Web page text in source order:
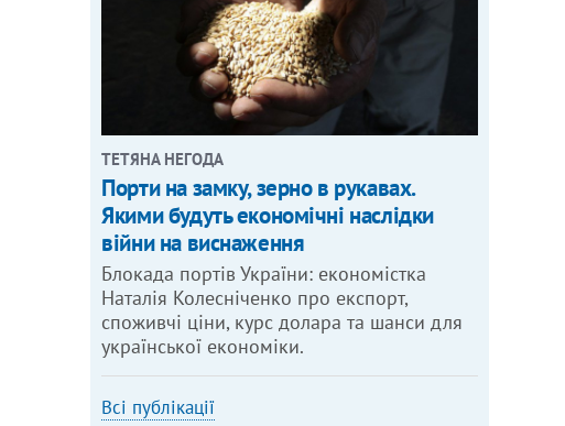
ТЕТЯНА НЕГОДА
Порти на замку, зерно в рукавах.
Якими будуть економічні наслідки
війни на виснаження
Блокада портів України: економістка
Наталія Колесніченко про експорт,
споживчі ціни, курс долара та шанси для
української економіки.
Всі публікації